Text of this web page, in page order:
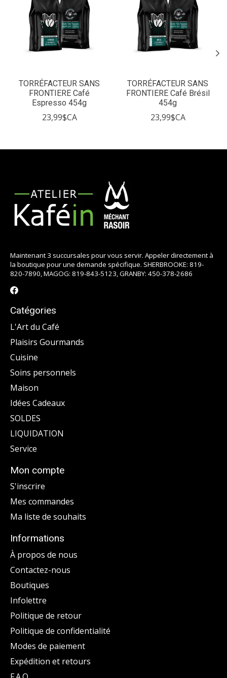
TORRÉFACTEUR SANS
FRONTIERE Café
Espresso 454g
23,99$CA
TORRÉFACTEUR SANS
FRONTIERE Café Brésil
454g
23,99$CA
Maintenant 3 succursales pour vous servir. Appeler directement à
la boutique pour une demande spécifique. SHERBROOKE: 819-
820-7890, MAGOG: 819-843-5123, GRANBY: 450-378-2686
Catégories
L'Art du Café
Plaisirs Gourmands
Cuisine
Soins personnels
Maison
Idées Cadeaux
SOLDES
LIQUIDATION
Service
Mon compte
S'inscrire
Mes commandes
Ma liste de souhaits
Informations
À propos de nous
Contactez-nous
Boutiques
Infolettre
Politique de retour
Politique de confidentialité
Modes de paiement
Expédition et retours